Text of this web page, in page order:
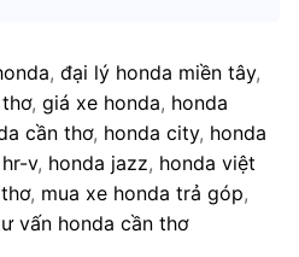
, đại lý honda miền tây,
, giá xe honda, honda
cần thơ, honda city, honda
v, honda jazz, honda việt
, mua xe honda trả góp,
vấn honda cần thơ